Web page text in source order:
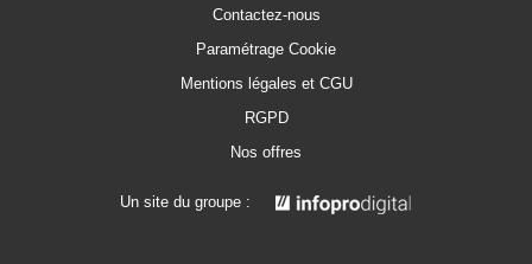
Contactez-nous
Paramétrage Cookie
Mentions légales et CGU
RGPD
Nos offres
Un site du groupe :